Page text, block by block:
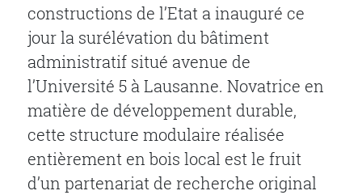
constructions de l’Etat a inauguré ce
jour la surélévation du bâtiment
administratif situé avenue de
l’Université 5 à Lausanne. Novatrice en
matière de développement durable,
cette structure modulaire réalisée
entièrement en bois local est le fruit
d’un partenariat de recherche original